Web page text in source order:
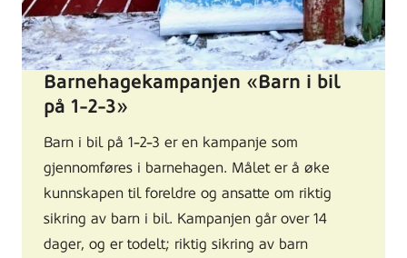
Barnehagekampanjen «Barn i bil
på 1-2-3»
Barn i bil på 1-2-3 er en kampanje som
gjennomføres i barnehagen. Målet er å øke
kunnskapen til foreldre og ansatte om riktig
sikring av barn i bil. Kampanjen går over 14
dager, og er todelt; riktig sikring av barn